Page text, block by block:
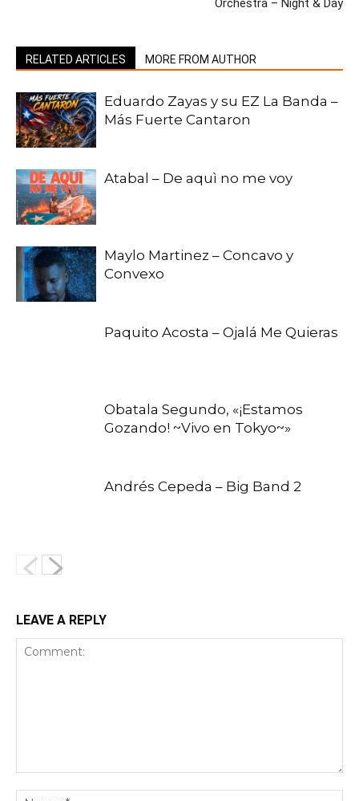
Orchestra – Night & Day
RELATED ARTICLES MORE FROM AUTHOR
Eduardo Zayas y su EZ La Banda –
Más Fuerte Cantaron
Atabal – De aquì no me voy
Maylo Martinez – Concavo y
Convexo
Paquito Acosta – Ojalá Me Quieras
Obatala Segundo, «¡Estamos
Gozando! ~Vivo en Tokyo~»
Andrés Cepeda – Big Band 2
LEAVE A REPLY